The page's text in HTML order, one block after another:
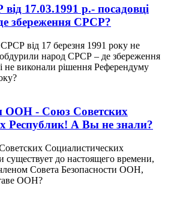
17.03.1991 р.- посадовці
збереження СРСР?
від 17 березня 1991 року не
народ СРСР – де збереження
виконали рішення Референдуму
ООН - Союз Советских
Республик! А Вы не знали?
Социалистических
до настоящего времени,
Совета Безопасности ООН,
ООН?